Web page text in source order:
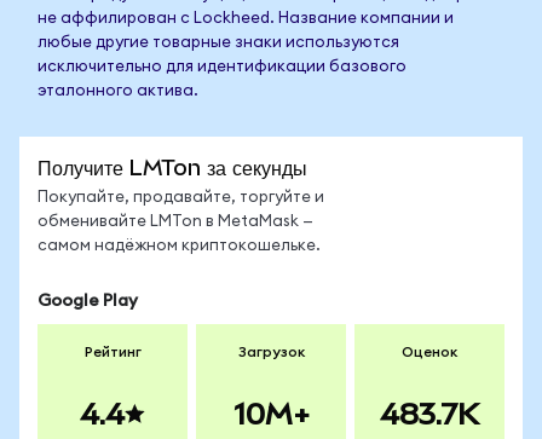
не аффилирован с Lockheed. Название компании и
любые другие товарные знаки используются
исключительно для идентификации базового
эталонного актива.
Получите LMTon за секунды
Покупайте, продавайте, торгуйте и
обменивайте LMTon в MetaMask —
самом надёжном криптокошельке.
Google Play
Рейтинг
4.4
Загрузок
10M+
Оценок
483.7K